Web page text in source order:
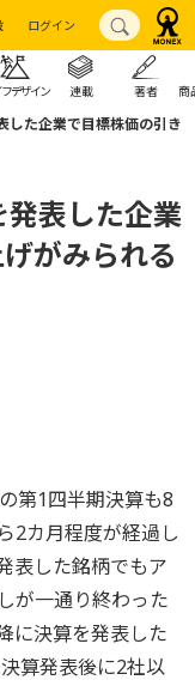
ログイン
デザイン 連載 著者 商
した企業で目標株価の引き
表した企業
がみられる
第1四半期決算も8
2カ月程度が経過し
表した銘柄でもア
が一通り終わった
に決算を発表した
算発表後に2社以